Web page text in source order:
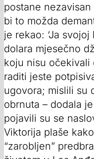
postane
bi to možda
je rekao: ‘Ja
dolara mjesečno
koju nisu očekivali
raditi jeste
ugovora; mislili su
obrnuta – dodala
pojavili su se
Viktorija plaše
“zarobljen”